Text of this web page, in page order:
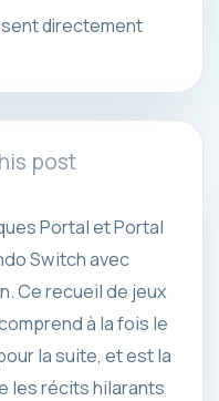
directement
post
Portal et Portal
Switch avec
Ce recueil de jeux
à la fois le
la suite, et est la
les récits hilarants